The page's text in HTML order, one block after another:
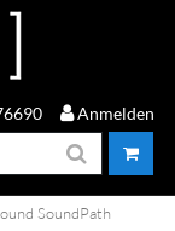
Anmelden
SoundPath